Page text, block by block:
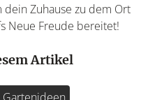
Zuhause zu dem Ort
Neue Freude bereitet!
Artikel